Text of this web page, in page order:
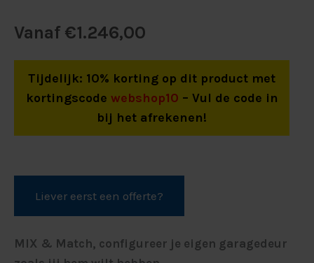
Vanaf €1.246,00
Tijdelijk: 10% korting op dit product met
kortingscode webshop10 – Vul de code in
bij het afrekenen!
Liever eerst een offerte?
MIX & Match, configureer je eigen garagedeur